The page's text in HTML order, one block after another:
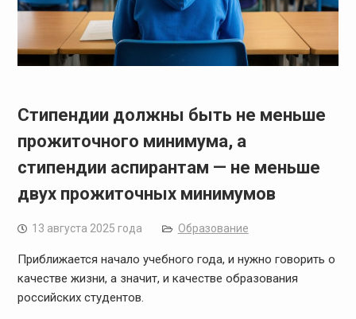
Стипендии должны быть не меньше
прожиточного минимума, а
стипендии аспирантам — не меньше
двух прожиточных минимумов
13 августа 2025 года Образование
Приближается начало учебного года, и нужно говорить о
качестве жизни, а значит, и качестве образования
российских студентов.